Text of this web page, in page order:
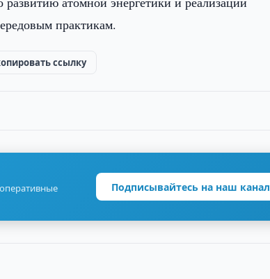
практикам.
ссылку
Подписывайтесь на наш канал